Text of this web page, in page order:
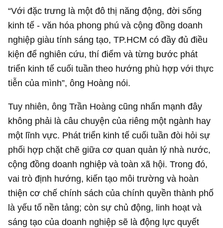
“Với đặc trưng là một đô thị năng động, đời sống
kinh tế - văn hóa phong phú và cộng đồng doanh
nghiệp giàu tính sáng tạo, TP.HCM có đầy đủ điều
kiện để nghiên cứu, thí điểm và từng bước phát
triển kinh tế cuối tuần theo hướng phù hợp với thực
tiễn của mình”, ông Hoàng nói.
Tuy nhiên, ông Trần Hoàng cũng nhấn mạnh đây
không phải là câu chuyện của riêng một ngành hay
một lĩnh vực. Phát triển kinh tế cuối tuần đòi hỏi sự
phối hợp chặt chẽ giữa cơ quan quản lý nhà nước,
cộng đồng doanh nghiệp và toàn xã hội. Trong đó,
vai trò định hướng, kiến tạo môi trường và hoàn
thiện cơ chế chính sách của chính quyền thành phố
là yếu tố nền tảng; còn sự chủ động, linh hoạt và
sáng tạo của doanh nghiệp sẽ là động lực quyết